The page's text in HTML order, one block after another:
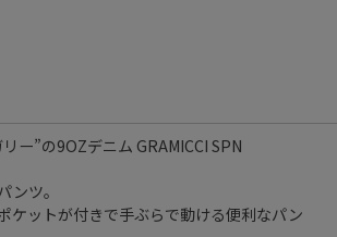
ー”の9OZデニム GRAMICCI SPN
ンツ。
ケットが付きで手ぶらで動ける便利なパン